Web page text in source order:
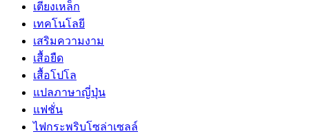
เตียงเหล็ก
เทคโนโลยี
เสริมความงาม
เสื้อยืด
เสื้อโปโล
แปลภาษาญี่ปุ่น
แฟชั่น
ไฟกระพริบโซล่าเซลล์